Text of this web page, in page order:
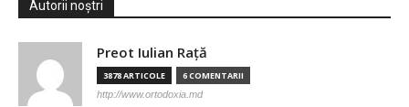
Autorii noștri
Preot Iulian Raţă
3878 ARTICOLE 6 COMENTARII
http://www.ortodoxia.md